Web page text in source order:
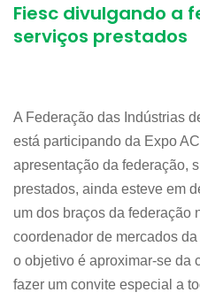
Fiesc divulgando a
serviços prestados
A Federação das Indústrias
está participando da Expo
apresentação da federação,
prestados, ainda esteve em
um dos braços da federação
coordenador de mercados
o objetivo é aproximar-se da
fazer um convite especial a